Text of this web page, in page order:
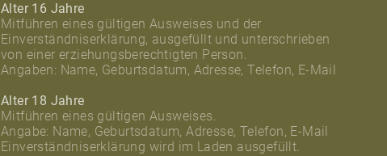
Alter 16 Jahre
Mitführen eines gültigen Ausweises und der
Einverständniserklärung, ausgefüllt und unterschrieben
von einer erziehungsberechtigten Person.
Angaben: Name, Geburtsdatum, Adresse, Telefon, E-Mail
Alter 18 Jahre
Mitführen eines gültigen Ausweises.
Angabe: Name, Geburtsdatum, Adresse, Telefon, E-Mail
Einverständniserklärung wird im Laden ausgefüllt.